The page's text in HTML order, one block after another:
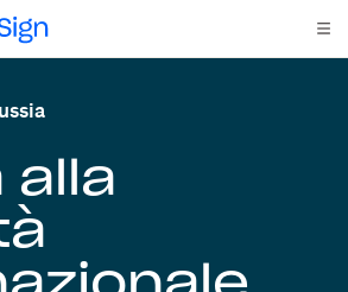
alla